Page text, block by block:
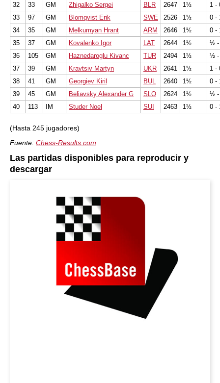
32
33 GM Zhigalko Sergei BLR 2647 1½
1 -
33
97 GM Blomqvist Erik SWE 2526 1½
0 -
34
35 GM Melkumyan Hrant ARM 2646 1½
0 -
35
37 GM Kovalenko Igor LAT 2644 1½
½
36
105 GM Haznedaroglu Kivanc TUR 2494 1½
½
37
39 GM Kravtsiv Martyn UKR 2641 1½
1 -
38
41 GM Georgiev Kiril BUL 2640 1½
0 -
39
45 GM Beliavsky Alexander G SLO 2624 1½
½
40
113 IM Studer Noel SUI 2463 1½ 0 -
(Hasta 245 jugadores)
Fuente: Chess-Results.com
Las partidas disponibles para reproducir y
descargar